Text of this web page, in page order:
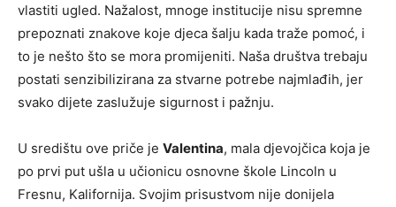
vlastiti ugled. Nažalost, mnoge institucije nisu spremne
prepoznati znakove koje djeca šalju kada traže pomoć, i
to je nešto što se mora promijeniti. Naša društva trebaju
postati senzibilizirana za stvarne potrebe najmlađih, jer
svako dijete zaslužuje sigurnost i pažnju.
U središtu ove priče je Valentina, mala djevojčica koja je
po prvi put ušla u učionicu osnovne škole Lincoln u
Fresnu, Kalifornija. Svojim prisustvom nije donijela